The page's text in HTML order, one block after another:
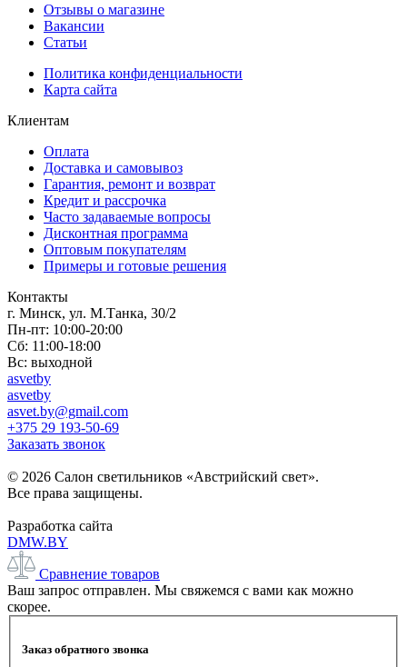
Отзывы о магазине
Вакансии
Статьи
Политика конфиденциальности
Карта сайта
Клиентам
Оплата
Доставка и самовывоз
Гарантия, ремонт и возврат
Кредит и рассрочка
Часто задаваемые вопросы
Дисконтная программа
Оптовым покупателям
Примеры и готовые решения
Контакты
г. Минск, ул. М.Танка, 30/2
Пн-пт: 10:00-20:00
Сб: 11:00-18:00
Вс: выходной
asvetby
asvetby
asvet.by@gmail.com
+375 29 193-50-69
Заказать звонок
© 2026 Салон светильников «Австрийский свет».
Все права защищены.
Разработка сайта
DMW.BY
Сравнение товаров
Ваш запрос отправлен. Мы свяжемся с вами как можно
скорее.
Заказ обратного звонка